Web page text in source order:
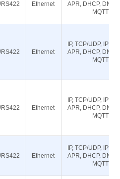
Ethernet
APR, DHCP, DNS,
MQTT
Ethernet
IP, TCP/UDP, IPv4,
APR, DHCP, DNS,
MQTT
Ethernet
IP, TCP/UDP, IPv4,
APR, DHCP, DNS,
MQTT
Ethernet
IP, TCP/UDP, IPv4,
APR, DHCP, DNS,
MQTT